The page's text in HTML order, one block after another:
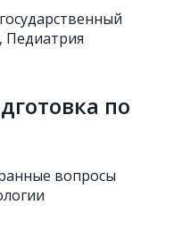
Педиатрия
по
вопросы